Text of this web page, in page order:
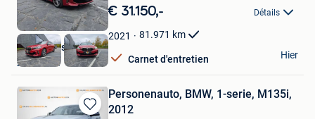
dans
Mes
Favoris
€ 31.150,- Détails
2021 81.971 km
Carnet d'entretien
Savas Cars
Zonhoven
Hier
Personenauto, BMW, 1-serie, M135i,
2012